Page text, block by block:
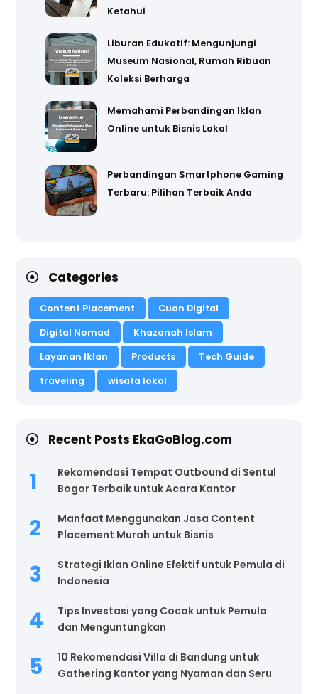
Ketahui
Liburan Edukatif: Mengunjungi
Museum Nasional, Rumah Ribuan
Koleksi Berharga
Memahami Perbandingan Iklan
Online untuk Bisnis Lokal
Perbandingan Smartphone Gaming
Terbaru: Pilihan Terbaik Anda
Categories
Content Placement
Cuan Digital
Digital Nomad
Khazanah Islam
Layanan Iklan
Products
Tech Guide
traveling
wisata lokal
Recent Posts EkaGoBlog.com
Rekomendasi Tempat Outbound di Sentul
Bogor Terbaik untuk Acara Kantor
Manfaat Menggunakan Jasa Content
Placement Murah untuk Bisnis
Strategi Iklan Online Efektif untuk Pemula di
Indonesia
Tips Investasi yang Cocok untuk Pemula
dan Menguntungkan
10 Rekomendasi Villa di Bandung untuk
Gathering Kantor yang Nyaman dan Seru